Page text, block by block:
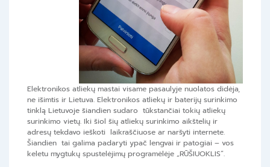
Elektronikos atliekų mastai visame pasaulyje nuolatos didėja,
ne išimtis ir Lietuva. Elektronikos atliekų ir baterijų surinkimo
tinklą Lietuvoje šiandien sudaro tūkstančiai tokių atliekų
surinkimo vietų. Iki šiol šių atliekų surinkimo aikštelių ir
adresų tekdavo ieškoti laikraščiuose ar naršyti internete.
Šiandien tai galima padaryti ypač lengvai ir patogiai – vos
keletu mygtukų spustelėjimų programėlėje „RŪŠIUOKLIS“.